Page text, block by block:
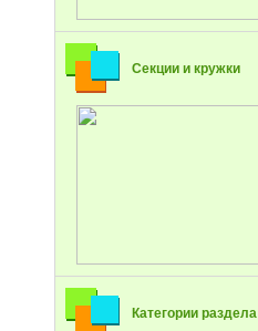
Секции и кружки
Категории раздела